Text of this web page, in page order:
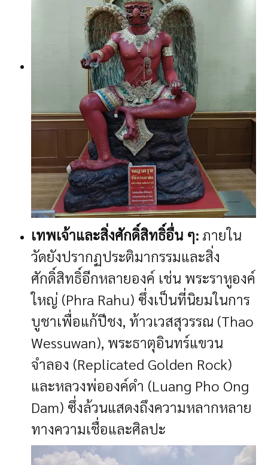
เทพเจ้าและสิ่งศักดิ์สิทธิ์อื่น ๆ: ภายใน
วัดยังปรากฏประติมากรรมและสิ่ง
ศักดิ์สิทธิ์อีกหลายองค์ เช่น พระราหูองค์
ใหญ่ (Phra Rahu) ซึ่งเป็นที่นิยมในการ
บูชาเพื่อแก้ปีชง, ท้าวเวสสุวรรณ (Thao
Wessuwan), พระธาตุอินทร์แขวน
จำลอง (Replicated Golden Rock)
และหลวงพ่อองค์ดำ (Luang Pho Ong
Dam) ซึ่งล้วนแสดงถึงความหลากหลาย
ทางความเชื่อและศิลปะ